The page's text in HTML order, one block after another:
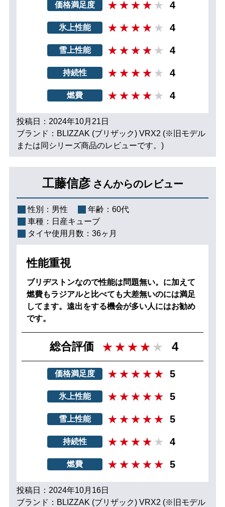
価格満足度 4
氷上性能 4
雪上性能 4
持続性 4
燃費 4
投稿日：2024年10月21日
ブランド：BLIZZAK (ブリザック) VRX2 (※旧モデル
または同シリーズ商品のレビューです。)
工藤信彦 さんからのレビュー
性別： 男性 年齢： 60代
車種： 日産キューブ
タイヤ使用月数： 36ヶ月
性能重視
ブリヂストンなので性能は問題無い。に加えて
燃費もラジアルと比べても大差無いのには満足
してます。遠出をする機会が多い人にはお勧め
です。
総合評価 4
価格満足度 5
氷上性能 5
雪上性能 5
持続性 4
燃費 5
投稿日：2024年10月16日
ブランド：BLIZZAK (ブリザック) VRX2 (※旧モデル